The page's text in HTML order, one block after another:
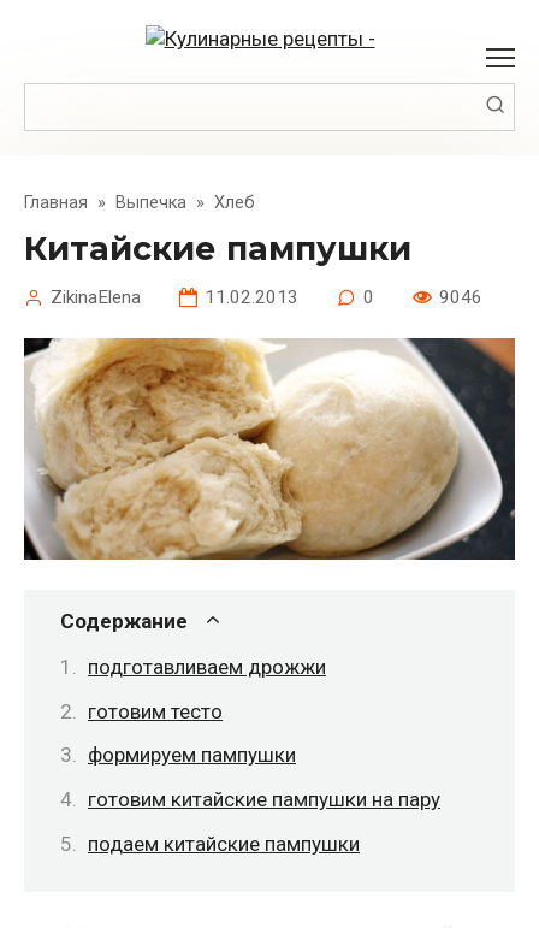
Главная » Выпечка » Хлеб
Китайские пампушки
ZikinaElena 11.02.2013 0 9046
Содержание
подготавливаем дрожжи
готовим тесто
формируем пампушки
готовим китайские пампушки на пару
подаем китайские пампушки